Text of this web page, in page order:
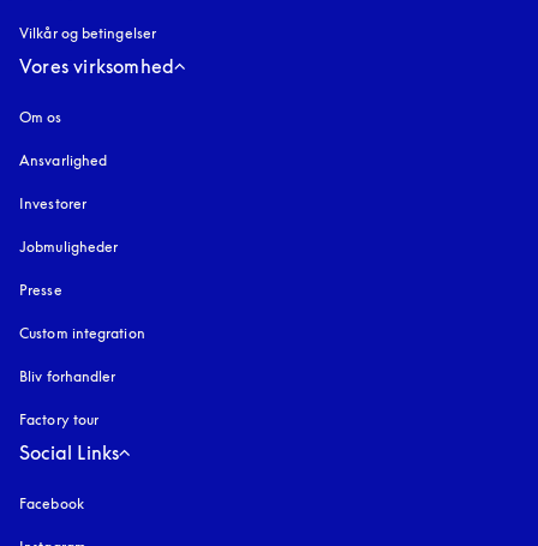
Vilkår og betingelser
Vores virksomhed
Om os
Ansvarlighed
Investorer
Jobmuligheder
Presse
Custom integration
Bliv forhandler
Factory tour
Social Links
Facebook